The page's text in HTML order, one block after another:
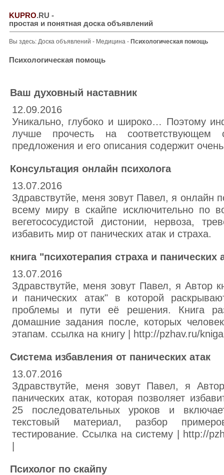
KUPRO.RU -
простая и понятная доска объявлений
Вы здесь: Доска объявлений - Медицина - Психологическая помощь
Психологическая помощь
Ваш духовный наставник
12.09.2016
Уникально, глубоко и широко… Поэтому
лучше прочесть на соответствующем
предложения и его описания содержит
Консультация онлайн психолога
13.07.2016
Здравствутйе, меня зовут Павел, я онлайн
всему миру в скайпе исключительно по
вегетососудистой дистонии, нервоза,
избавить мир от панических атак и страха.
книга "психотерапия страха и панических
13.07.2016
Здравствутйе, меня зовут Павел, я Автор
и панических атак" в которой
проблемы и пути её решения. Книга
домашние задания после, которых
этапам. ссылка на книгу | http://pzhav.ru/
Система избавления от панических атак
13.07.2016
Здравствутйе, меня зовут Павел, я
панических атак, которая позволяет
25 последовательных уроков и
текстовый материал, разбор
тестирование. Ссылка на систему | http://
|
Психолог по скайпу